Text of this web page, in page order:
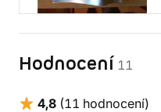
Hodnocení 11
4,8 (11 hodnocení)